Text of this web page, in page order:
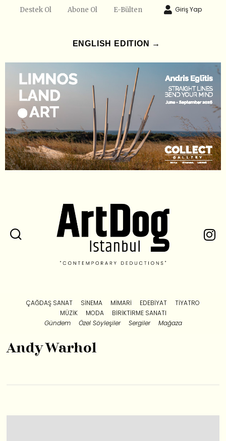
Destek Ol Abone Ol E-Bülten Giriş Yap
ENGLISH EDITION →
ÇAĞDAŞ SANAT SINEMA MIMARI EDEBIYAT
TIYATRO
MÜZIK
MODA
BIRIKTIRME SANATI
Gündem
Özel Söyleşiler Sergiler Mağaza
Andy Warhol